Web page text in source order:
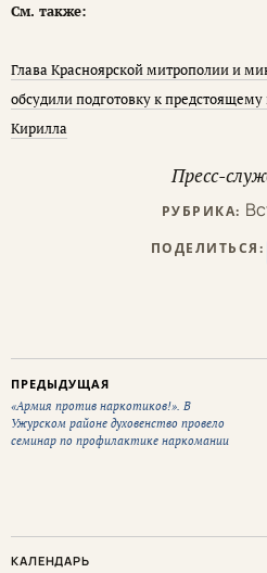
См. также:
Глава Красноярской митрополии и
обсудили подготовку к
Кирилла
Пресс-
РУБРИКА:
ПОДЕЛИТЬСЯ:
ПРЕДЫДУЩАЯ
«Армия против наркотиков!». В
Ужурском районе духовенство провело
семинар по профилактике наркомании
КАЛЕНДАРЬ